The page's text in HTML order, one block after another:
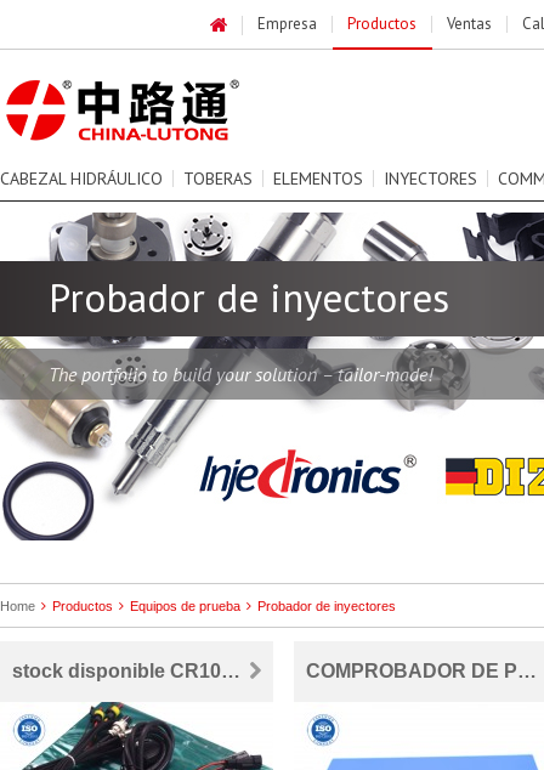
Probador de inyectores
The portfolio to build your solution – tailor-made!
Home Productos Equipos de prueba Probador de inyectores
stock disponible CR1000 para banco de pruebas de inyectores diesel bosch COMPROBADOR DE PRESIÓN PARA INYECTORES COMMON RAIL
Empresa Productos Ventas
CABEZAL HIDRÁULICO TOBERAS ELEMENTOS INYECTORES